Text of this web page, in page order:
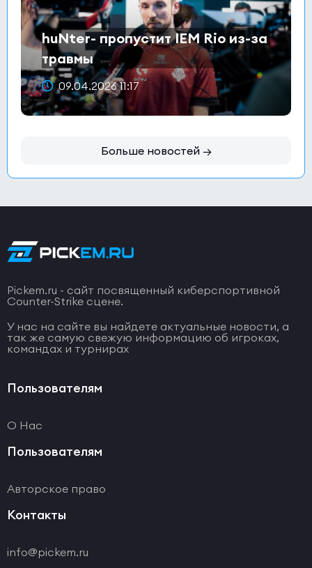
huNter- пропустит IEM Rio из-за
травмы
09.04.2026 11:17
Больше новостей →
Pickem.ru - сайт посвященный киберспортивной
Counter-Strike сцене.
У нас на сайте вы найдете актуальные новости, а
так же самую свежую информацию об игроках,
командах и турнирах
Пользователям
О Нас
Пользователям
Авторское право
Контакты
info@pickem.ru